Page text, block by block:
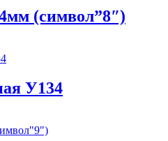
(символ”8″)
У134